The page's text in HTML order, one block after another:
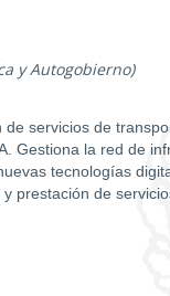
y Autogobierno)
servicios de
Gestiona la red de
tecnologías
prestación de